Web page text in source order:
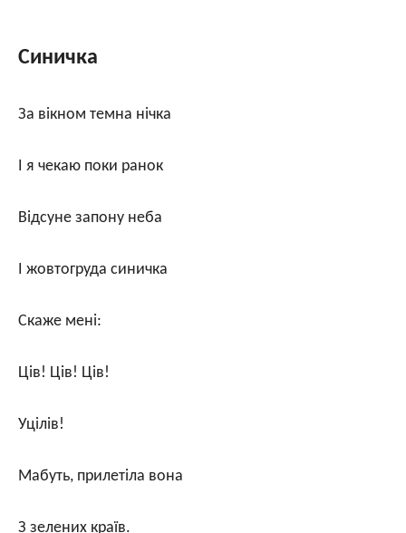
Синичка
За вікном темна нічка
І я чекаю поки ранок
Відсуне запону неба
І жовтогруда синичка
Скаже мені:
Ців! Ців! Ців!
Уцілів!
Мабуть, прилетіла вона
З зелених країв.